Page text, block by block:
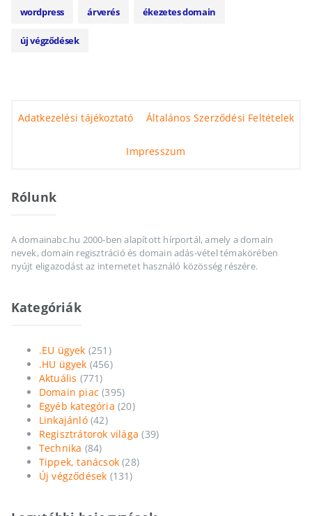
wordpress árverés ékezetes domain
új végződések
Adatkezelési tájékoztató Általános Szerződési Feltételek
Impresszum
Rólunk
A domainabc.hu 2000-ben alapított hírportál, amely a domain
nevek, domain regisztráció és domain adás-vétel témakörében
nyújt eligazodást az internetet használó közösség részére.
Kategóriák
.EU ügyek (251)
.HU ügyek (456)
Aktuális (771)
Domain piac (395)
Egyéb kategória (20)
Linkajánló(42)
Regisztrátorok világa (39)
Technika (84)
Tippek, tanácsok (28)
Új végződések (131)